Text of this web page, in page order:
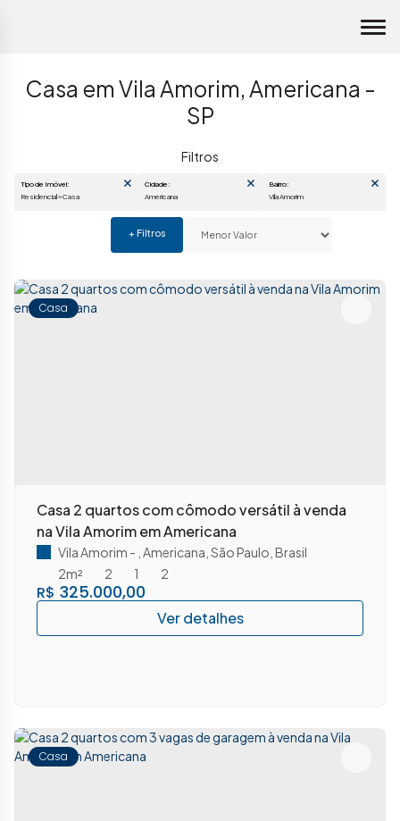
Casa em Vila Amorim, Americana -
SP
Americana
Casa
Casa 2 quartos com cômodo versátil à venda
na Vila Amorim em Americana
R$ 325.000,00
Vila Amorim Americana São Paulo Brasil
2
1
2m² 2
Casa